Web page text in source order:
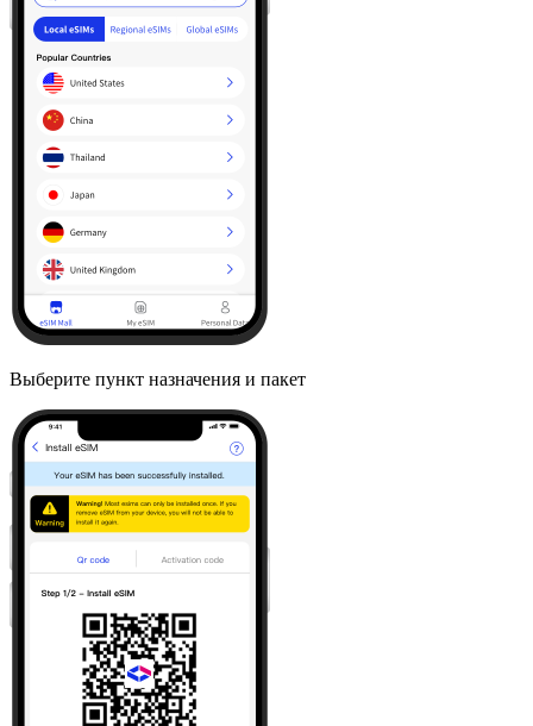
Выберите пункт назначения и пакет